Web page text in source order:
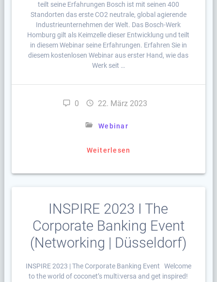
teilt seine Erfahrungen Bosch ist mit seinen 400
Standorten das erste CO2 neutrale, global agierende
Industrieunternehmen der Welt. Das Bosch-Werk
Homburg gilt als Keimzelle dieser Entwicklung und teilt
in diesem Webinar seine Erfahrungen. Erfahren Sie in
diesem kostenlosen Webinar aus erster Hand, wie das
Werk seit …
0 22. März 2023
Webinar
Weiterlesen
INSPIRE 2023 I The
Corporate Banking Event
(Networking | Düsseldorf)
INSPIRE 2023 | The Corporate Banking Event Welcome
to the world of coconet’s multi:versa and get inspired!